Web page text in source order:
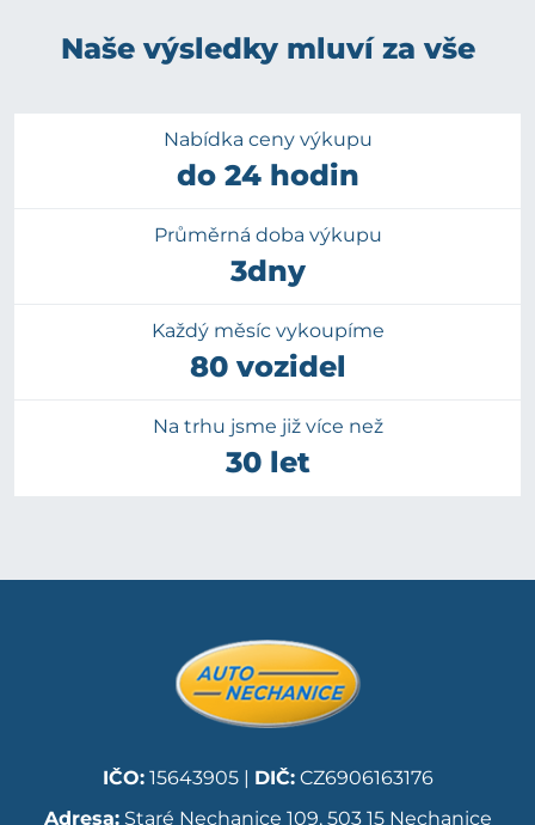
Naše výsledky mluví za vše
Nabídka ceny výkupu
do 24 hodin
Průměrná doba výkupu
3dny
Každý měsíc vykoupíme
80 vozidel
Na trhu jsme již více než
30 let
IČO:15643905 | DIČ:CZ6906163176
Adresa:Staré Nechanice 109, 503 15 Nechanice